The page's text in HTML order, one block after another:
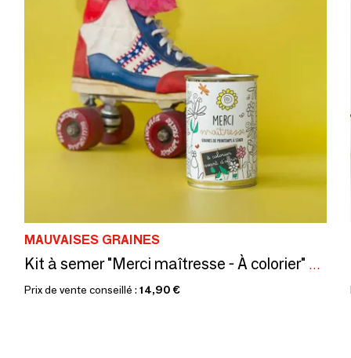
MAUVAISES GRAINES
Kit à semer "Merci maîtresse - À colorier" Fabriqué en France
Prix de vente conseillé : 14,90 €